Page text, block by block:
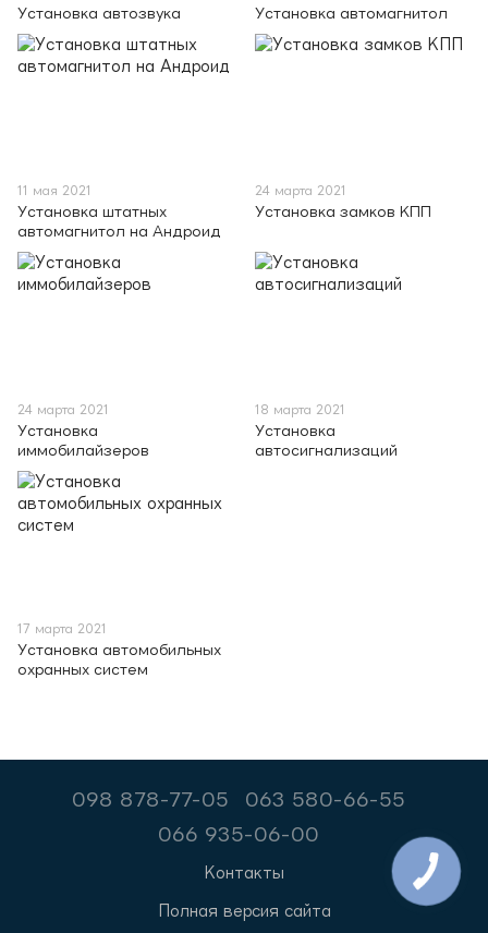
Установка автозвука Установка автомагнитол
11 мая 2021
Установка штатных
автомагнитол на Андроид
24 марта 2021
Установка замков КПП
24 марта 2021
Установка
иммобилайзеров
18 марта 2021
Установка
автосигнализаций
17 марта 2021
Установка автомобильных
охранных систем
098 878-77-05
063 580-66-55
066 935-06-00
Контакты
Полная версия сайта